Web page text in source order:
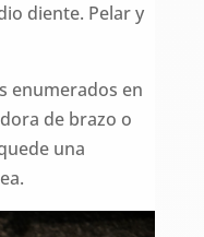
diente. Pelar y
enumerados en
de brazo o
una